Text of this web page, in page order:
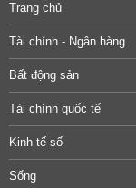
Trang chủ
Tài chính - Ngân hàng
Bất động sản
Tài chính quốc tế
Kinh tế số
Sống